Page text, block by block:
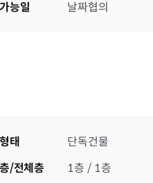
능일 날짜협의
태
단독건물
/전체층
1층 / 1층